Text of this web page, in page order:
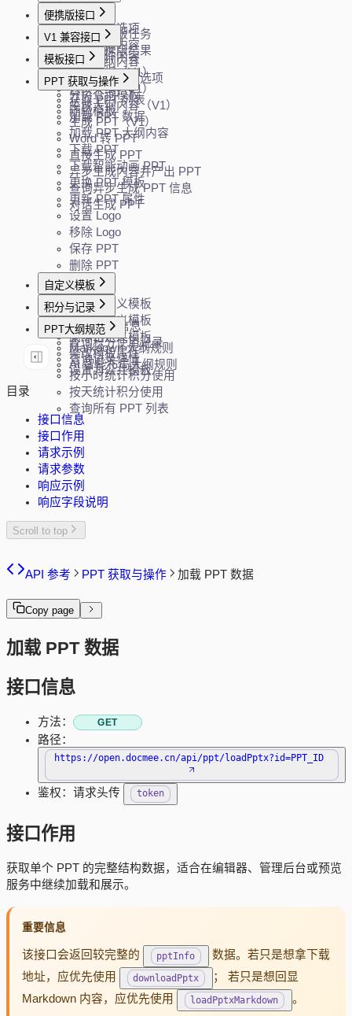
创建任务
获取生成选项
生成大纲内容
修改大纲内容
生成 PPT
便携版接口
创建便携版任务
查询便携版结果
V1 兼容接口
解析文件内容
生成大纲（V1）
修改大纲（V1）
生成大纲内容（V1）
生成 PPT（V1）
Word 转 PPT
直接生成 PPT
异步生成内容并产出 PPT
查询异步生成 PPT 信息
对话生成 PPT
模板接口
获取模板过滤选项
分页查询模板
随机模板
PPT 获取与操作
获取 PPT 列表
加载 PPT 数据
加载 PPT 大纲内容
下载 PPT
下载智能动画 PPT
更换 PPT 模板
更新 PPT 属性
设置 Logo
移除 Logo
保存 PPT
删除 PPT
自定义模板
上传自定义模板
下载自定义模板
删除自定义模板
修改模板属性
设置为公共模板
积分与记录
查询 API 信息
查询积分使用记录
查询记录详情
按小时统计积分使用
按天统计积分使用
查询所有 PPT 列表
PPT大纲规范
Markdown 大纲规则
AI 智能布局大纲规则
目录
接口信息
接口作用
请求示例
请求参数
响应示例
响应字段说明
Scroll to top
API 参考 PPT 获取与操作 加载 PPT 数据
Copy page
加载 PPT 数据
接口信息
方法： GET
路径：
https://open.docmee.cn/api/ppt/loadPptx?id=PPT_ID
鉴权：请求头传 token
接口作用
获取单个 PPT 的完整结构数据，适合在编辑器、管理后台或预览
服务中继续加载和展示。
重要信息
该接口会返回较完整的 pptInfo
数据。若只是想拿下载
地址，应优先使用
downloadPptx
； 若只是想回显
Markdown 内容，应优先使用
loadPptxMarkdown 。